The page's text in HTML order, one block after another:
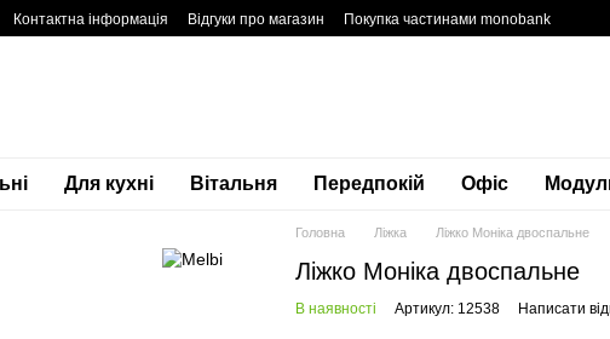
Контактна інформація Відгуки про магазин
Покупка частинами monobank
Для кухні Вітальня Передпокій Офіс
Головна Ліжка Ліжко Моніка двоспальне
Ліжко Моніка двоспальне
В наявності Артикул: 12538 Написати